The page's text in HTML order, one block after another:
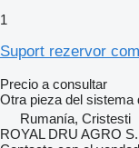
1
Suport rezervor
Precio a consultar
Otra pieza del sistema
Rumanía, Cristesti
ROYAL DRU AGRO